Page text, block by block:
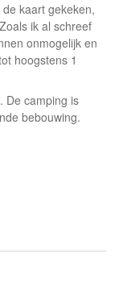
kaart gekeken,
ik al schreef
onmogelijk en
hoogstens 1
De camping is
bebouwing.